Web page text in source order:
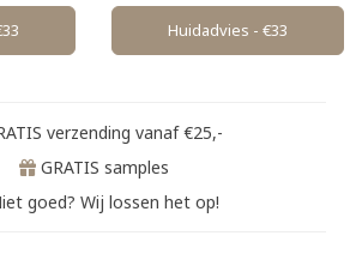
te
unieke mix speciaal
samengesteld voor de
problematische huiden
Huidadvies - €33
verzending vanaf €25,-
GRATIS samples
goed? Wij lossen het op!